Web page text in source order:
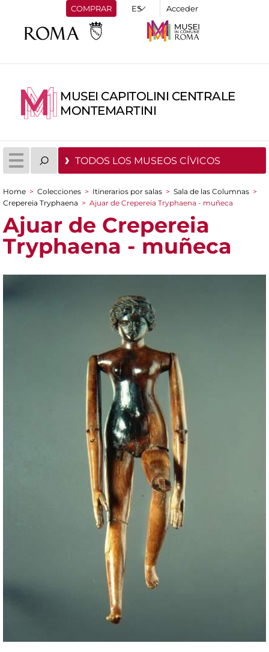
COMPRAR Acceder
MUSEI CAPITOLINI CENTRALE
MONTEMARTINI
TODOS LOS MUSEOS CÍVICOS
You are here
Home > Colecciones > Itinerarios por salas > Sala de las Columnas >
Crepereia Tryphaena > Ajuar de Crepereia Tryphaena - muñeca
Ajuar de Crepereia
Tryphaena - muñeca